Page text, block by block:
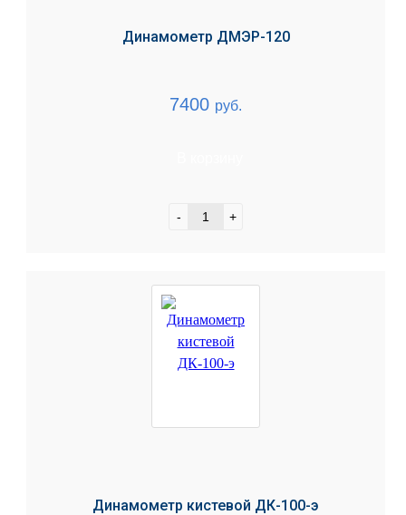
Динамометр ДМЭР-120
7400 руб.
- +
Динамометр кистевой ДК-100-э